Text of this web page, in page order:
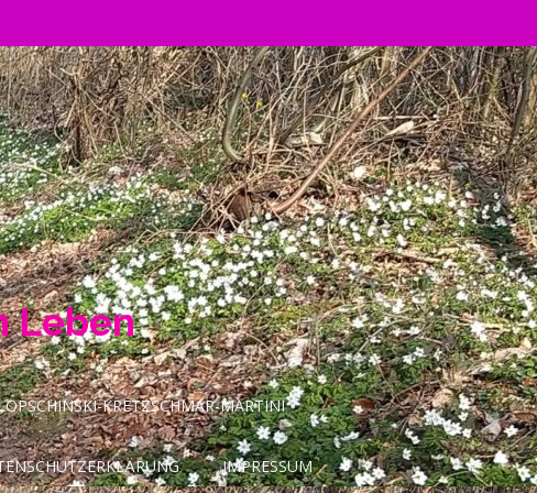
Leben
KRETZSCHMAR-MARTINI
IMPRESSUM